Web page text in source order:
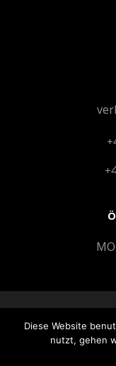
©
Diese Website
nutzt, gehen